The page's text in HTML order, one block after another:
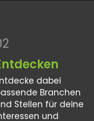
dabei
Branchen
Stellen für deine
und